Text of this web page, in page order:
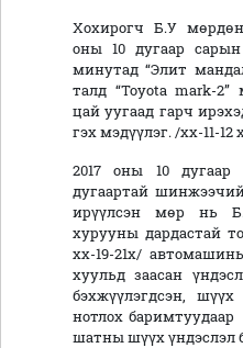
Хохирогч Б.У мөрдөн
оны 10 дугаар
минутад “Элит
талд “Toyota mark-
цай уугаад гарч
гэх мэдүүлэг. /хх-11-12
2017 оны 10
дугаартай
ирүүлсэн мөр нь
хурууны дардастай
хх-19-21х/
хуульд заасан
бэхжүүлэгдсэн, шүүх
нотлох баримтуудаар
шатны шүүх үндэслэл